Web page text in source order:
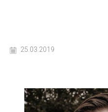
25.03.2019